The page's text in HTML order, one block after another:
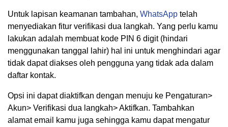
Untuk lapisan keamanan tambahan, WhatsApp telah
menyediakan fitur verifikasi dua langkah. Yang perlu kamu
lakukan adalah membuat kode PIN 6 digit (hindari
menggunakan tanggal lahir) hal ini untuk menghindari agar
tidak dapat diakses oleh pengguna yang tidak ada dalam
daftar kontak.
Opsi ini dapat diaktifkan dengan menuju ke Pengaturan>
Akun> Verifikasi dua langkah> Aktifkan. Tambahkan
alamat email kamu juga sehingga kamu dapat mengatur